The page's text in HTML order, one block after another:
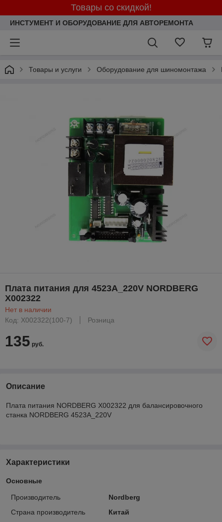
Товары со скидкой!
ИНСТУМЕНТ И ОБОРУДОВАНИЕ ДЛЯ АВТОРЕМОНТА
Товары и услуги Оборудование для шиномонтажа
Плата питания для 4523A_220V NORDBERG
X002322
Нет в наличии
Код: X002322(100-7)
Розница
135 руб.
Описание
Плата питания NORDBERG X002322 для балансировочного
станка NORDBERG 4523A_220V
Характеристики
Основные
Производитель
Nordberg
Страна производитель
Китай